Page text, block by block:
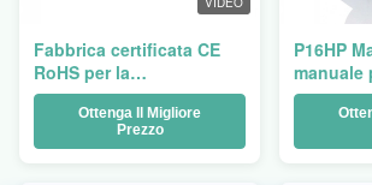
Fabbrica certificata CE
RoHS per la
manipolazione del tubo
idraulicoOttenga Il Migliore
Prezzo
P16HP
manuale
del tubo
150 T di
e da 1/4"